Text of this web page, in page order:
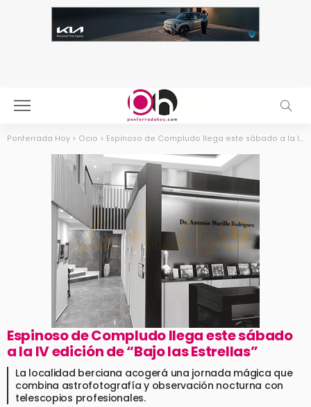
Ponferrada Hoy > Ocio > Espinoso de Compludo llega este sábado a la IV edición de “Bajo las Estrellas”
Espinoso de Compludo llega este sábado
a la IV edición de “Bajo las Estrellas”
La localidad berciana acogerá una jornada mágica que
combina astrofotografía y observación nocturna con
telescopios profesionales.